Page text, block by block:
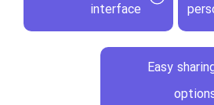
interface
Easy